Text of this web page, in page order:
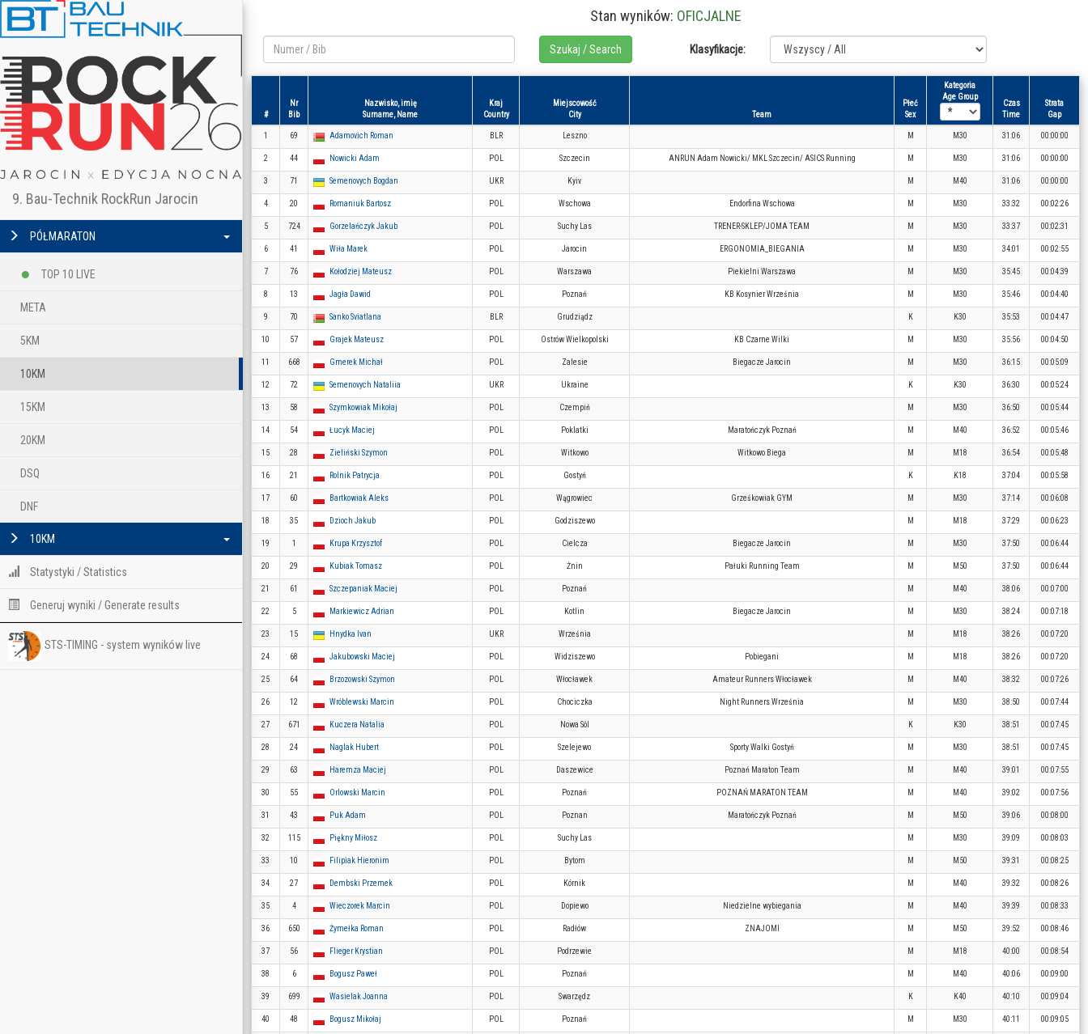
9. Bau-Technik RockRun Jarocin
PÓŁMARATON
TOP 10 LIVE
META
5KM
10KM
15KM
20KM
DSQ
DNF
10KM
Statystyki / Statistics
Generuj wyniki / Generate results
STS-TIMING - system wyników live
Stan wyników: OFICJALNE
Klasyfikacje:
#
Nr
Bib
Nazwisko, imię
Surname, Name
Kraj
Country
Miejscowość
City
Team
Płeć
Sex
Kategoria
Age Group
Czas
Time
Strata
Gap
1 69 Adamovich Roman BLR Leszno M M30 31:06 00:00:00
2 44 Nowicki Adam POL Szczecin ANRUN Adam Nowicki/ MKL Szczecin/ ASICS Running M M30 31:06 00:00:00
3 71 Semenovych Bogdan UKR Kyiv M M40 31:06 00:00:00
4 20 Romaniuk Bartosz POL Wschowa Endorfina Wschowa M M30 33:32 00:02:26
5 724 Gorzelańczyk Jakub POL Suchy Las TRENER-SKLEP/JOMA TEAM M M30 33:37 00:02:31
6 41 Wiła Marek POL Jarocin ERGONOMIA_BIEGANIA M M30 34:01 00:02:55
7 76 Kołodziej Mateusz POL Warszawa Piekielni Warszawa M M30 35:45 00:04:39
8 13 Jagła Dawid POL Poznań KB Kosynier Września M M30 35:46 00:04:40
9 70 Sanko Sviatlana BLR Grudziądz K K30 35:53 00:04:47
10 57 Grajek Mateusz POL Ostrów Wielkopolski KB Czarne Wilki M M30 35:56 00:04:50
11 668 Gmerek Michał POL Zalesie Biegacze Jarocin M M30 36:15 00:05:09
12 72 Semenovych Nataliia UKR Ukraine K K30 36:30 00:05:24
13 58 Szymkowiak Mikołaj POL Czempiń M M30 36:50 00:05:44
14 54 Łucyk Maciej POL Poklatki Maratończyk Poznań M M40 36:52 00:05:46
15 28 Zieliński Szymon POL Witkowo Witkowo Biega M M18 36:54 00:05:48
16 21 Rolnik Patrycja POL Gostyń K K18 37:04 00:05:58
17 60 Bartkowiak Aleks POL Wągrowiec Grześkowiak GYM M M30 37:14 00:06:08
18 35 Dzioch Jakub POL Godziszewo M M18 37:29 00:06:23
19 1 Krupa Krzysztof POL Cielcza Biegacze Jarocin M M30 37:50 00:06:44
20 29 Kubiak Tomasz POL Żnin Pałuki Running Team M M50 37:50 00:06:44
21 61 Szczepaniak Maciej POL Poznań M M40 38:06 00:07:00
22 5 Markiewicz Adrian POL Kotlin Biegacze Jarocin M M30 38:24 00:07:18
23 15 Hnydka Ivan UKR Września M M18 38:26 00:07:20
24 68 Jakubowski Maciej POL Widziszewo Pobiegani M M18 38:26 00:07:20
25 64 Brzozowski Szymon POL Włocławek Amateur Runners Włocławek M M40 38:32 00:07:26
26 12 Wróblewski Marcin POL Chociczka Night Runners Września M M30 38:50 00:07:44
27 671 Kuczera Natalia POL Nowa Sól K K30 38:51 00:07:45
28 24 Naglak Hubert POL Szelejewo Sporty Walki Gostyń M M30 38:51 00:07:45
29 63 Haremza Maciej POL Daszewice Poznań Maraton Team M M40 39:01 00:07:55
30 55 Orlowski Marcin POL Poznań POZNAŃ MARATON TEAM M M40 39:02 00:07:56
31 43 Puk Adam POL Poznan Maratończyk Poznań M M50 39:06 00:08:00
32 115 Piękny Miłosz POL Suchy Las M M30 39:09 00:08:03
33 10 Filipiak Hieronim POL Bytom M M50 39:31 00:08:25
34 27 Dembski Przemek POL Kórnik M M40 39:32 00:08:26
35 4 Wieczorek Marcin POL Dopiewo Niedzielne wybiegania M M40 39:39 00:08:33
36 650 Żymełka Roman POL Radłów ZNAJOMI M M50 39:52 00:08:46
37 56 Flieger Krystian POL Podrzewie M M18 40:00 00:08:54
38 6 Bogusz Paweł POL Poznań M M40 40:06 00:09:00
39 699 Wasielak Joanna POL Swarzędz K K40 40:10 00:09:04
40 48 Bogusz Mikołaj POL Poznań M M30 40:11 00:09:05